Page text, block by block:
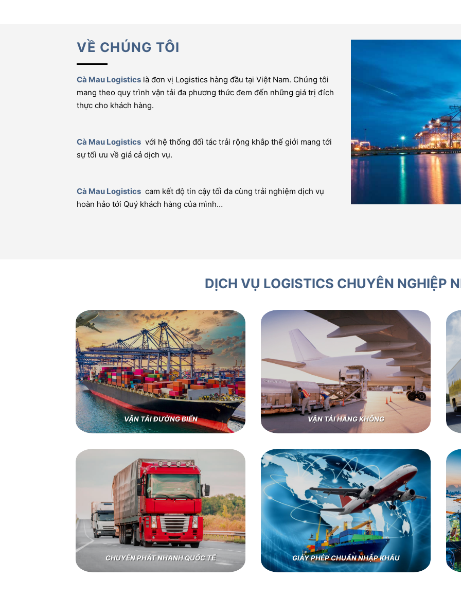
VỀ CHÚNG TÔI
Cà Mau Logistics là đơn vị Logistics hàng đầu tại Việt Nam. Chúng tôi
mang theo quy trình vận tải đa phương thức đem đến những giá trị đích
thực cho khách hàng.
Cà Mau Logistics với hệ thống đối tác trải rộng khắp thế giới mang tới
sự tối ưu về giá cả dịch vụ.
Cà Mau Logistics cam kết độ tin cậy tối đa cùng trải nghiệm dịch vụ
hoàn hảo tới Quý khách hàng của mình…
DỊCH VỤ LOGISTICS CHUYÊN NGHIỆP
VẬN TẢI ĐƯỜNG BIỂN VẬN TẢI HÀNG KHÔNG
CHUYỂN PHÁT NHANH QUỐC TẾ GIẤY PHÉP CHUẨN NHẬP KHẨU